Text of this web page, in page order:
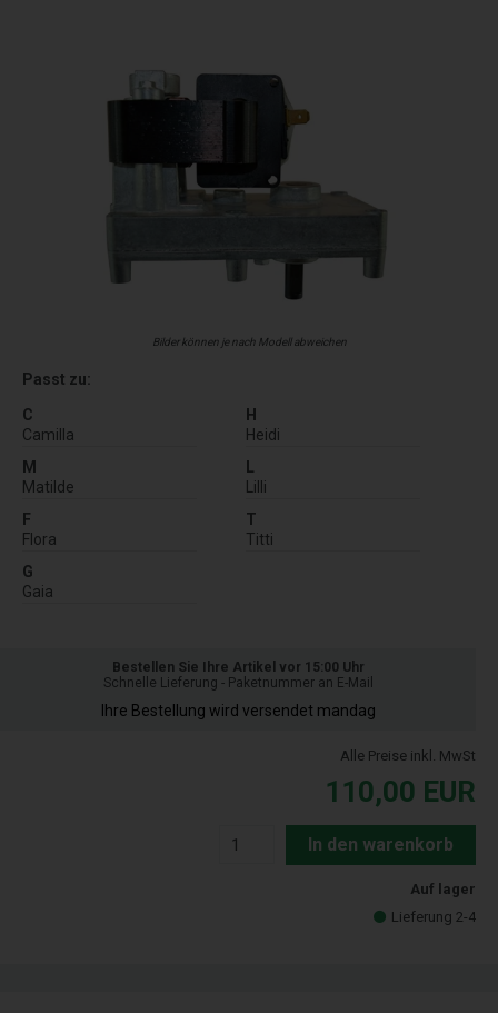
Bilder können je nach Modell abweichen
Passt zu:
C
Camilla
M
Matilde
F
Flora
G
Gaia
H
Heidi
L
Lilli
T
Titti
Bestellen Sie Ihre Artikel vor 15:00 Uhr
Schnelle Lieferung - Paketnummer an E-Mail
Ihre Bestellung wird versendet mandag
Alle Preise inkl. MwSt
110,00 EUR
In den warenkorb
Auf lager
Lieferung 2-4